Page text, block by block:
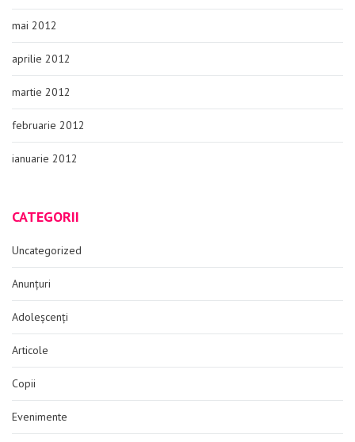
mai 2012
aprilie 2012
martie 2012
februarie 2012
ianuarie 2012
CATEGORII
Uncategorized
Anunțuri
Adoleșcenți
Articole
Copii
Evenimente